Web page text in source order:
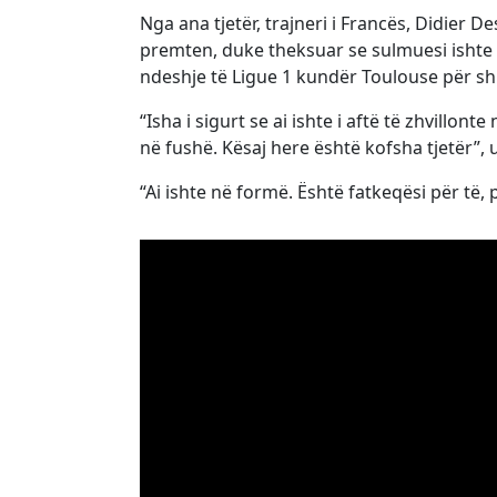
Nga ana tjetër, trajneri i Francës, Didier
premten, duke theksuar se sulmuesi
ndeshje të Ligue 1 kundër Toulouse për
“Isha i sigurt se ai ishte i aftë të
në fushë. Kësaj here është kofsha tjetër”,
“Ai ishte në formë. Është fatkeqësi për